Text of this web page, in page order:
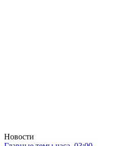
Новости